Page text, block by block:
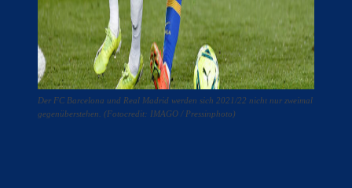
Der FC Barcelona und Real Madrid werden sich 2021/22 nicht nur zweimal
gegenüberstehen. (Fotocredit: IMAGO / Pressinphoto)